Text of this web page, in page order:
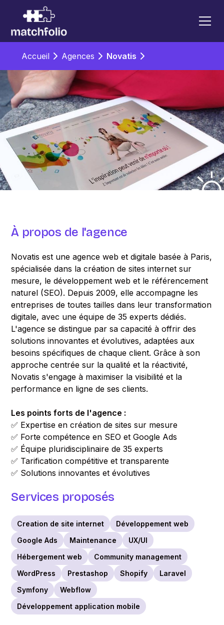
Accueil Agences Novatis
À propos de l'agence
Novatis est une agence web et digitale basée à Paris,
spécialisée dans la création de sites internet sur
mesure, le développement web et le référencement
naturel (SEO). Depuis 2009, elle accompagne les
entreprises de toutes tailles dans leur transformation
digitale, avec une équipe de 35 experts dédiés.
L'agence se distingue par sa capacité à offrir des
solutions innovantes et évolutives, adaptées aux
besoins spécifiques de chaque client. Grâce à son
approche centrée sur la qualité et la réactivité,
Novatis s'engage à maximiser la visibilité et la
performance en ligne de ses clients.
Les points forts de l'agence :
✅ Expertise en création de sites sur mesure
✅ Forte compétence en SEO et Google Ads
✅ Équipe pluridisciplinaire de 35 experts
✅ Tarification compétitive et transparente
✅ Solutions innovantes et évolutives
Services proposés
Creation de site internet
Développement web
Google Ads
Maintenance
UX/UI
Hébergement web
Community management
WordPress
Prestashop Shopify
Laravel
Symfony
Webflow
Développement application mobile